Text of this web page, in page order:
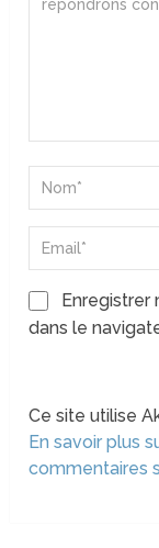
dans le
Ce site utilise
En savoir plus
commentaires